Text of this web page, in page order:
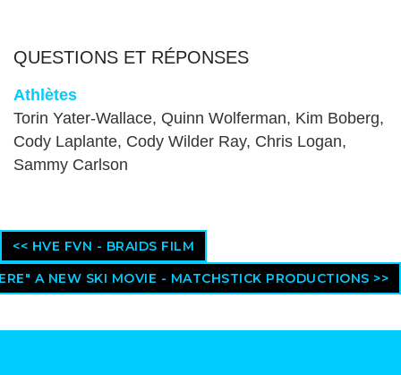
QUESTIONS ET RÉPONSES
Athlètes
Torin Yater-Wallace, Quinn Wolferman, Kim Boberg,
Cody Laplante, Cody Wilder Ray, Chris Logan,
Sammy Carlson
<< HVE FVN - BRAIDS FILM
A NEW SKI MOVIE - MATCHSTICK PRODUCTIONS >>